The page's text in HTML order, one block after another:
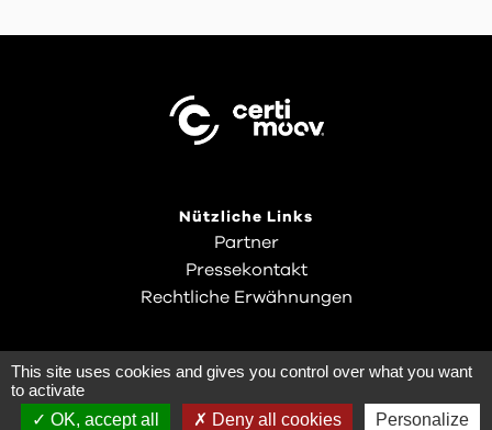
Nützliche Links
Partner
Pressekontakt
Rechtliche Erwähnungen
This site uses cookies and gives you control over what you want
to activate
OK, accept all
Deny all cookies Personalize